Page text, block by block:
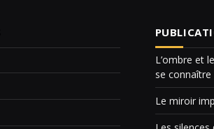
L’ombre et
se connaître
Le miroir